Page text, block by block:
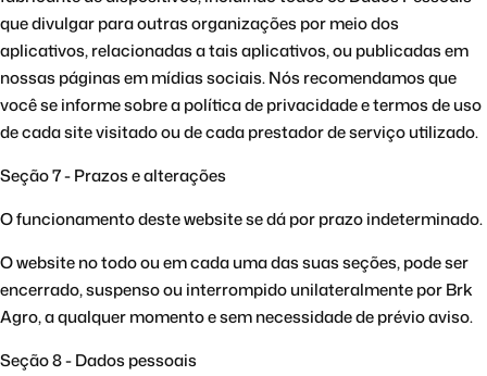
que divulgar para outras organizações por meio dos
aplicativos, relacionadas a tais aplicativos, ou publicadas em
nossas páginas em mídias sociais. Nós recomendamos que
você se informe sobre a política de privacidade e termos de uso
de cada site visitado ou de cada prestador de serviço utilizado.
Seção 7 - Prazos e alterações
O funcionamento deste website se dá por prazo indeterminado.
O website no todo ou em cada uma das suas seções, pode ser
encerrado, suspenso ou interrompido unilateralmente por Brk
Agro, a qualquer momento e sem necessidade de prévio aviso.
Seção 8 - Dados pessoais